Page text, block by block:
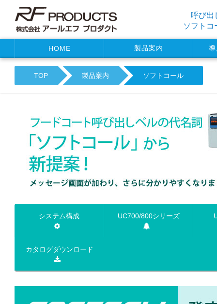
呼び出
ソフトコ
HOME 製品案内
TOP 製品案内 ソフトコール
システム構成 UC700/800シリーズ
カタログダウンロード